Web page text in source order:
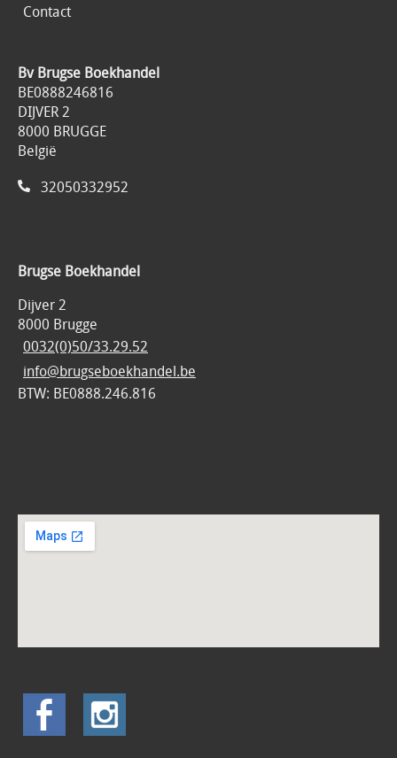
Contact
Bv Brugse Boekhandel
BE0888246816
DIJVER 2
8000 BRUGGE
België
32050332952
Brugse Boekhandel
Dijver 2
8000 Brugge
0032(0)50/33.29.52
info@brugseboekhandel.be
BTW: BE0888.246.816